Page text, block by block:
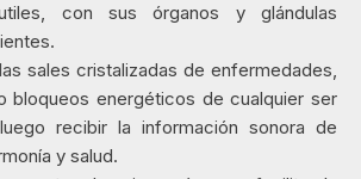
con sus órganos y glándulas
sales cristalizadas de enfermedades,
bloqueos energéticos de cualquier ser
recibir la información sonora de
y salud.